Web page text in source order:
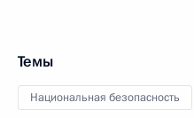
Темы
Национальная безопасность